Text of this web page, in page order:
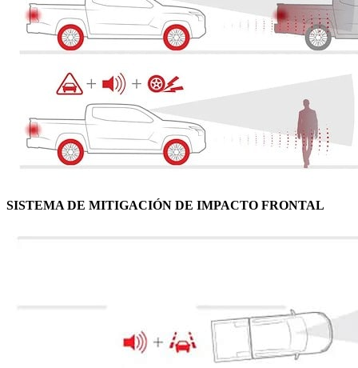
SISTEMA DE MITIGACIÓN DE IMPACTO FRONTAL